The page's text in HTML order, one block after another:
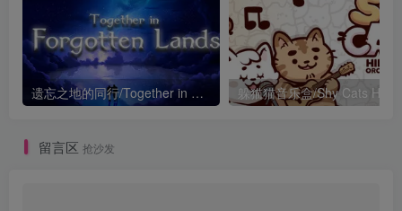
遗忘之地的同行/Together in Forgotten Lands
留言区 抢沙发